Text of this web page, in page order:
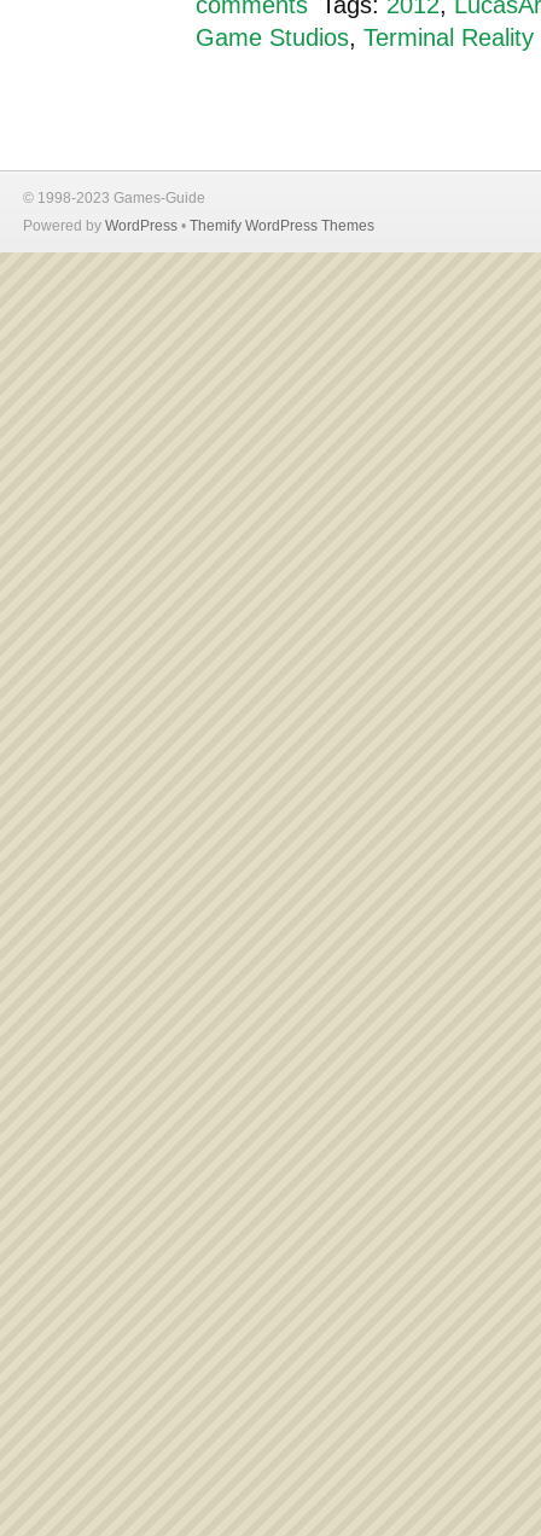
Game Studios, Terminal Reality
© 1998-2023 Games-Guide
Powered by WordPress • Themify WordPress Themes